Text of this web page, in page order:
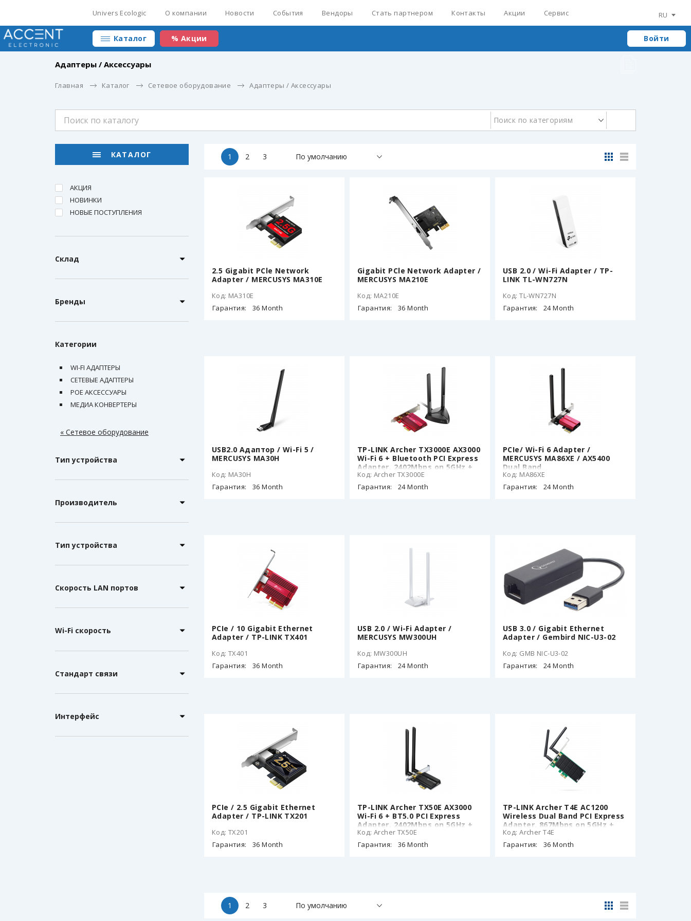
Univers Ecologic О компании Новости События Вендоры Стать партнером Контакты Акции Сервис RU
Каталог % Акции Войти
Адаптеры / Аксессуары
Главная Каталог Сетевое оборудование Адаптеры / Аксессуары
Поиск по категориям
КАТАЛОГ
АКЦИЯ
НОВИНКИ
НОВЫЕ ПОСТУПЛЕНИЯ
Склад
Бренды
Категории
WI-FI АДАПТЕРЫ
СЕТЕВЫЕ АДАПТЕРЫ
POE AКСЕССУАРЫ
МЕДИА КОНВЕРТЕРЫ
« Сетевое оборудование
Тип устройства
Производитель
Тип устройства
Скорость LAN портов
Wi-Fi скорость
Стандарт связи
Интерфейс
1 2 3 По умолчанию
2.5 Gigabit PCle Network
Adapter / MERCUSYS MA310E
Код: MA310E
Гарантия:
36 Month
Gigabit PCle Network Adapter /
MERCUSYS MA210E
Код: MA210E
Гарантия:
36 Month
USB 2.0 / Wi-Fi Adapter / TP-
LINK TL-WN727N
Код: TL-WN727N
Гарантия:
24 Month
USB2.0 Адаптор / Wi-Fi 5 /
MERCUSYS MA30H
Код: MA30H
Гарантия:
36 Month
TP-LINK Archer TX3000E AX3000
Wi-Fi 6 + Bluetooth PCI Express
Adapter, 2402Mbps on 5GHz +
574Mpbs on 2.4GHz,
802.11ax/ac/n/g/b/a, 2 Dual
Band detachable аntennas,
Код: Archer TX3000E
Гарантия:
24 Month
PCIe/ Wi-Fi 6 Adapter /
MERCUSYS MA86XE / AX5400
Dual Band
Код: MA86XE
Гарантия:
24 Month
PCIe / 10 Gigabit Ethernet
Adapter / TP-LINK TX401
Код: TX401
Гарантия:
36 Month
USB 2.0 / Wi-Fi Adapter /
MERCUSYS MW300UH
Код: MW300UH
Гарантия:
24 Month
USB 3.0 / Gigabit Ethernet
Adapter / Gembird NIC-U3-02
Код: GMB NIC-U3-02
Гарантия:
24 Month
PCIe / 2.5 Gigabit Ethernet
Adapter / TP-LINK TX201
Код: TX201
Гарантия:
36 Month
TP-LINK Archer TX50E AX3000
Wi-Fi 6 + BT5.0 PCI Express
Adapter, 2402Mbps on 5GHz +
574Mpbs on 2.4GHz,
802.11ax/ac/n/g/b/a, 2 Dual
Band detachable аntennas,
Код: Archer TX50E
Гарантия:
36 Month
TP-LINK Archer T4E AC1200
Wireless Dual Band PCI Express
Adapter, 867Mbps on 5GHz +
300Mpbs on 2.4GHz,
802.11a/b/g/n/ac, 2 Dual Band
detachable аntennas
Код: Archer T4E
Гарантия:
36 Month
1 2 3 По умолчанию